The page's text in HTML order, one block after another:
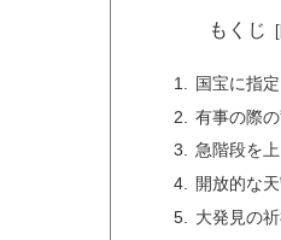
もくじ
国宝に指
有事の際
急階段を
開放的な
大発見の